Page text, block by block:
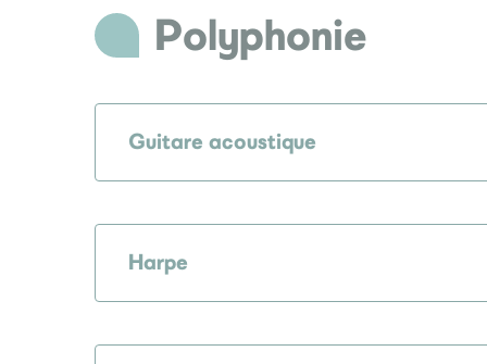
Polyphonie
Guitare acoustique
Harpe